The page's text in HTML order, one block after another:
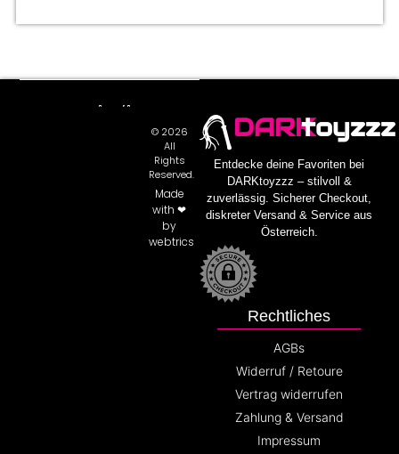
DARKtoyzzz
Entdecke deine Favoriten bei
DARKtoyzzz – stilvoll &
zuverlässig. Sicherer Checkout,
diskreter Versand & Service aus
Österreich.
Rechtliches
AGBs
Widerruf / Retoure
Vertrag widerrufen
Zahlung & Versand
Impressum
© 2026
All
Rights
Reserved.
Made
with ❤
by
webtrics